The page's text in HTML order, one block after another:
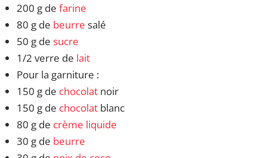
200 g de farine
80 g de beurre salé
50 g de sucre
1/2 verre de lait
Pour la garniture :
150 g de chocolat noir
150 g de chocolat blanc
80 g de crème liquide
30 g de beurre